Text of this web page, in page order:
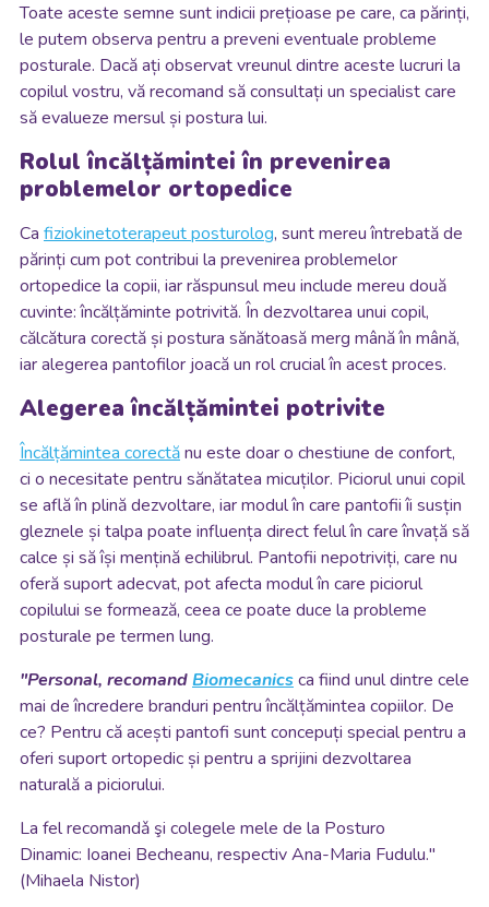
Toate aceste semne sunt indicii prețioase pe care, ca părinți,
le putem observa pentru a preveni eventuale probleme
posturale. Dacă ați observat vreunul dintre aceste lucruri la
copilul vostru, vă recomand să consultați un specialist care
să evalueze mersul și postura lui.
Rolul încălțămintei în prevenirea
problemelor ortopedice
Ca fiziokinetoterapeut posturolog, sunt mereu întrebată de
părinți cum pot contribui la prevenirea problemelor
ortopedice la copii, iar răspunsul meu include mereu două
cuvinte: încălțăminte potrivită. În dezvoltarea unui copil,
călcătura corectă și postura sănătoasă merg mână în mână,
iar alegerea pantofilor joacă un rol crucial în acest proces.
Alegerea încălțămintei potrivite
Încălțămintea corectănu este doar o chestiune de confort,
ci o necesitate pentru sănătatea micuților. Piciorul unui copil
se află în plină dezvoltare, iar modul în care pantofii îi susțin
gleznele și talpa poate influența direct felul în care învață să
calce și să își mențină echilibrul. Pantofii nepotriviți, care nu
oferă suport adecvat, pot afecta modul în care piciorul
copilului se formează, ceea ce poate duce la probleme
posturale pe termen lung.
"Personal, recomandBiomecanicsca fiind unul dintre cele
mai de încredere branduri pentru încălțămintea copiilor. De
ce? Pentru că acești pantofi sunt concepuți special pentru a
oferi suport ortopedic și pentru a sprijini dezvoltarea
naturală a piciorului.
La fel recomandǎ şi colegele mele de la Posturo
Dinamic: Ioanei Becheanu, respectiv Ana-Maria Fudulu."
(Mihaela Nistor)